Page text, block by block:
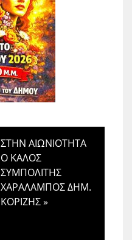
ΣΤΗΝ ΑΙΩΝΙΟΤΗΤΑ
Ο ΚΑΛΟΣ
ΣΥΜΠΟΛΙΤΗΣ
ΧΑΡΑΛΑΜΠΟΣ ΔΗΜ.
ΚΟΡΙΖΗΣ»